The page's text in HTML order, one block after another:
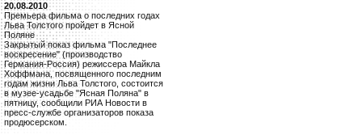
20.08.2010
Премьера фильма о последних годах
Льва Толстого пройдет в Ясной
Поляне
Закрытый показ фильма "Последнее
воскресение" (производство
Германия-Россия) режиссера Майкла
Хоффмана, посвященного последним
годам жизни Льва Толстого, состоится
в музее-усадьбе "Ясная Поляна" в
пятницу, сообщили РИА Новости в
пресс-службе организаторов показа
продюсерском.